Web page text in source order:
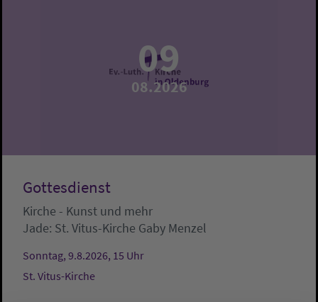
09
08.2026
Gottesdienst
Kirche - Kunst und mehr
Jade: St. Vitus-Kirche Gaby Menzel
Sonntag, 9.8.2026, 15 Uhr
St. Vitus-Kirche